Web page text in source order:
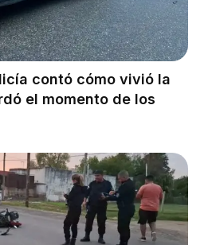
contó cómo vivió la
el momento de los